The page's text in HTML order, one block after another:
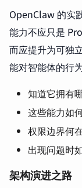
OpenClaw 的实
能力不应只是
而应提升为可独
能对智能体的行
知道它拥有
这些能力如
权限边界何
出现问题时
架构演进之路